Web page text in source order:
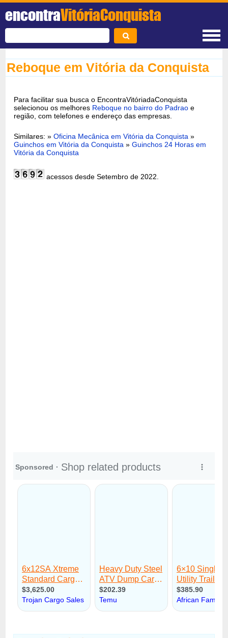
encontraVitóriaConquista
Reboque em Vitória da Conquista
Para facilitar sua busca o EncontraVitóriadaConquista
selecionou os melhores Reboque no bairro do Padrao e
região, com telefones e endereço das empresas.
Similares: »Oficina Mecânica em Vitória da Conquista »
Guinchos em Vitória da Conquista »Guinchos 24 Horas em
Vitória da Conquista
acessos desde Setembro de 2022.